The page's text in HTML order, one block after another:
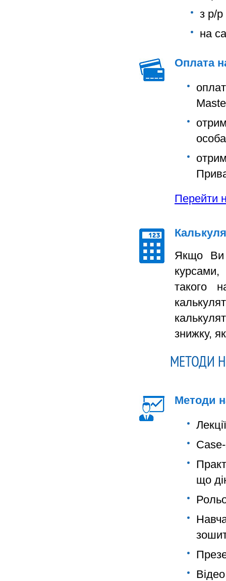
з р/
на
Оплата
Перейти
Якщо Ви
курсами,
такого
знижку,
МЕТОДИ
Методи
що